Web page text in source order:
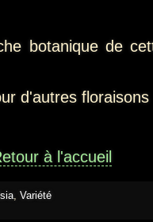
botanique de
d'autres floraisons
à l'accueil
, Variété